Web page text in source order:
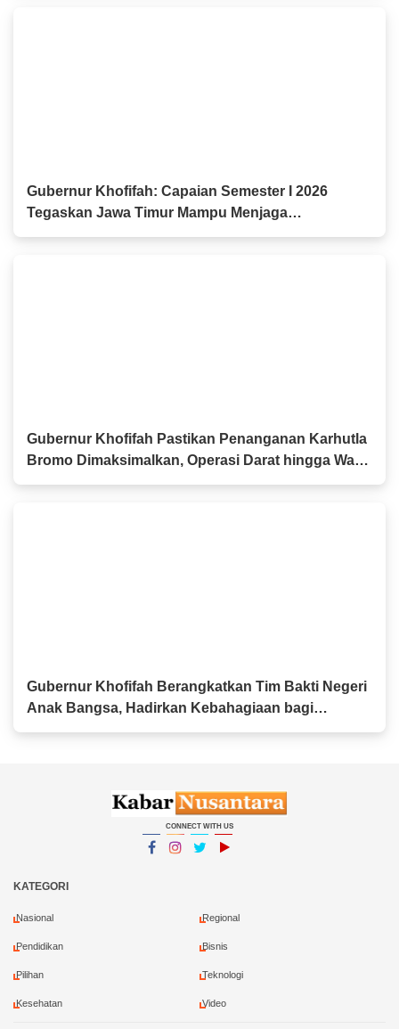
Gubernur Khofifah: Capaian Semester I 2026
Tegaskan Jawa Timur Mampu Menjaga
Pertumbuhan Ekonomi Tertinggi di Pulau Jawa
Gubernur Khofifah Pastikan Penanganan Karhutla
Bromo Dimaksimalkan, Operasi Darat hingga Water
Bombing Dikerahkan
Gubernur Khofifah Berangkatkan Tim Bakti Negeri
Anak Bangsa, Hadirkan Kebahagiaan bagi
Keluarga Pahlawan dan Perintis Kemerdekaan
CONNECT WITH US
KATEGORI
Nasional Regional
Pendidikan Bisnis
Pilihan Teknologi
Kesehatan Video